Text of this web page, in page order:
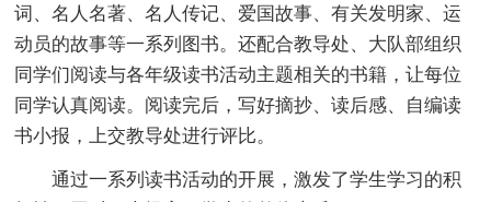
词、名人名著、名人传记、爱国故事、有关发明家、运
动员的故事等一系列图书。还配合教导处、大队部组织
同学们阅读与各年级读书活动主题相关的书籍，让每位
同学认真阅读。阅读完后，写好摘抄、读后感、自编读
书小报，上交教导处进行评比。
通过一系列读书活动的开展，激发了学生学习的积